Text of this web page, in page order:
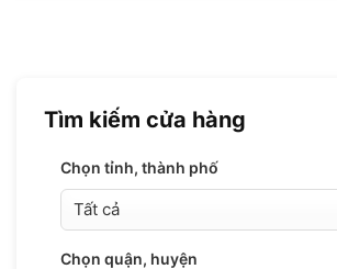
Tìm kiếm cửa hàng
Chọn tỉnh, thành phố
Chọn quận, huyện